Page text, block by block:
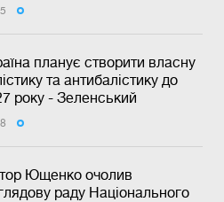
планує створити власну
та антибалістику до
року - Зеленський
Ющенко очолив
раду Національного